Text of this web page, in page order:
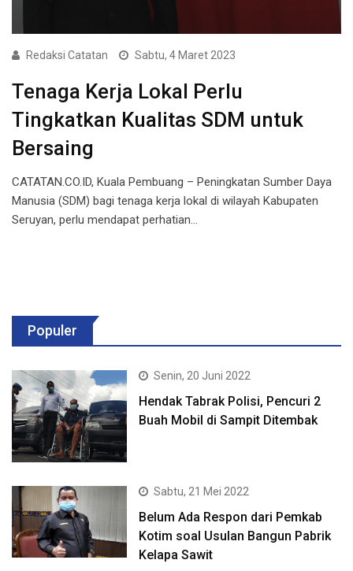
Redaksi Catatan Sabtu, 4 Maret 2023
Tenaga Kerja Lokal Perlu
Tingkatkan Kualitas SDM untuk
Bersaing
CATATAN.CO.ID, Kuala Pembuang – Peningkatan Sumber Daya
Manusia (SDM) bagi tenaga kerja lokal di wilayah Kabupaten
Seruyan, perlu mendapat perhatian…
Populer
Senin, 20 Juni 2022
Hendak Tabrak Polisi, Pencuri 2
Buah Mobil di Sampit Ditembak
Sabtu, 21 Mei 2022
Belum Ada Respon dari Pemkab
Kotim soal Usulan Bangun Pabrik
Kelapa Sawit